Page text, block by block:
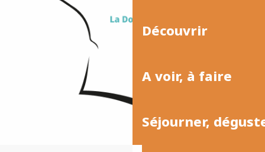
Découvrir
A voir, à faire
Séjourner,